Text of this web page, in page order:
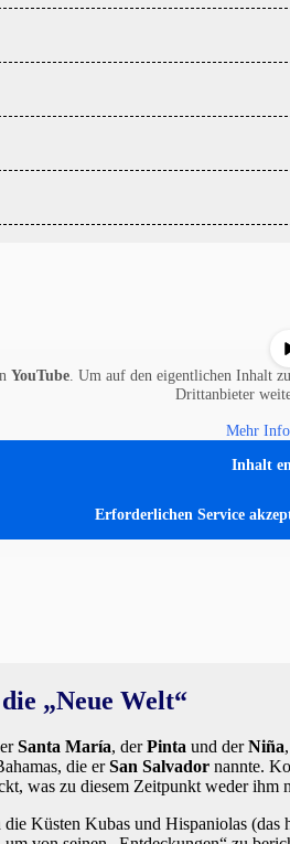
YouTube. Um auf den eigentlichen Inhalt
Drittanbieter
Mehr
Inhalt
Erforderlichen Service
„Neue Welt“
Santa María, derPinta und derNiña
die erSan Salvador nannte.
was zu diesem Zeitpunkt weder ihm
Küsten Kubas und Hispaniolas